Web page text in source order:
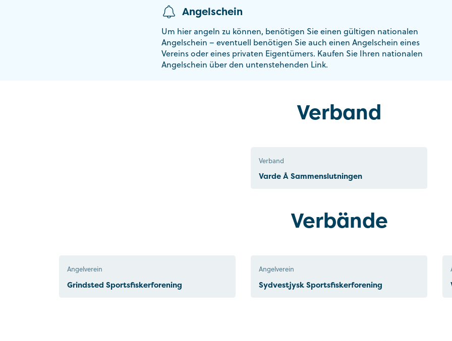
Angelschein
Um hier angeln zu können, benötigen Sie einen gültigen nationalen
Angelschein – eventuell benötigen Sie auch einen Angelschein eines
Vereins oder eines privaten Eigentümers. Kaufen Sie Ihren nationalen
Angelschein über den untenstehenden Link.
Verband
Verband
Varde Å Sammenslutningen
Verbände
Angelverein
Grindsted Sportsfiskerforening
Angelverein
Sydvestjysk Sportsfiskerforening